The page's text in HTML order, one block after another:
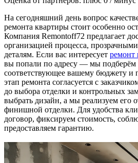
На сегодняшний день вопрос
ремонта квартиры стоит особенно
Компания Remontoff72 предлагает
организацией процесса,
деталям. Если вас интересует ремонт
вы попали по адресу — мы подберём
соответствующее вашему бюджету
этап ремонта согласуется с
до выбора отделки и контрольных
выбрать дизайн, а мы реализуем его
финишной отделки. Для удобства
договор, фиксируем стоимость,
предоставляем гарантию.